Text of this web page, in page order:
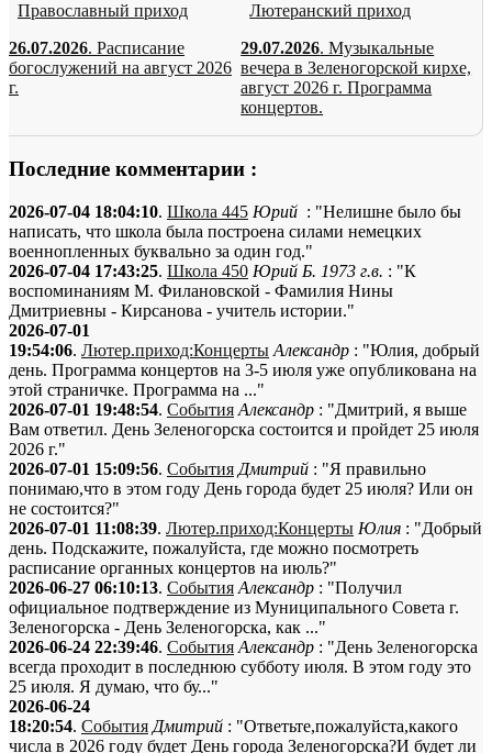
Православный приход
26.07.2026. Расписание
богослужений на август 2026
г.
Лютеранский приход
29.07.2026. Музыкальные
вечера в Зеленогорской кирхе,
август 2026 г. Программа
концертов.
Последние комментарии :
2026-07-04 18:04:10. Школа 445 Юрий : "Нелишне было бы
написать, что школа была построена силами немецких
военнопленных буквально за один год."
2026-07-04 17:43:25. Школа 450 Юрий Б. 1973 г.в. : "К
воспоминаниям М. Филановской - Фамилия Нины
Дмитриевны - Кирсанова - учитель истории."
2026-07-01
19:54:06. Лютер.приход:Концерты Александр : "Юлия, добрый
день. Программа концертов на 3-5 июля уже опубликована на
этой страничке. Программа на ..."
2026-07-01 19:48:54. События Александр : "Дмитрий, я выше
Вам ответил. День Зеленогорска состоится и пройдет 25 июля
2026 г."
2026-07-01 15:09:56. События Дмитрий : "Я правильно
понимаю,что в этом году День города будет 25 июля? Или он
не состоится?"
2026-07-01 11:08:39. Лютер.приход:Концерты Юлия : "Добрый
день. Подскажите, пожалуйста, где можно посмотреть
расписание органных концертов на июль?"
2026-06-27 06:10:13. События Александр : "Получил
официальное подтверждение из Муниципального Совета г.
Зеленогорска - День Зеленогорска, как ..."
2026-06-24 22:39:46. События Александр : "День Зеленогорска
всегда проходит в последнюю субботу июля. В этом году это
25 июля. Я думаю, что бу..."
2026-06-24
18:20:54. События Дмитрий : "Ответьте,пожалуйста,какого
числа в 2026 году будет День города Зеленогорска?И будет ли